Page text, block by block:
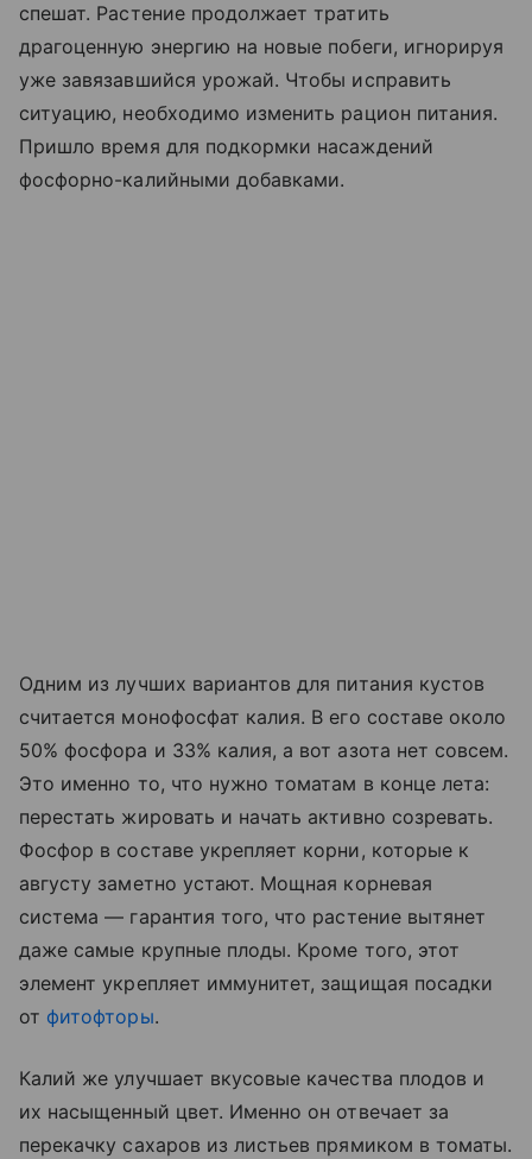
спешат. Растение продолжает тратить
драгоценную энергию на новые побеги, игнорируя
уже завязавшийся урожай. Чтобы исправить
ситуацию, необходимо изменить рацион питания.
Пришло время для подкормки насаждений
фосфорно-калийными добавками.
Одним из лучших вариантов для питания кустов
считается монофосфат калия. В его составе около
50% фосфора и 33% калия, а вот азота нет совсем.
Это именно то, что нужно томатам в конце лета:
перестать жировать и начать активно созревать.
Фосфор в составе укрепляет корни, которые к
августу заметно устают. Мощная корневая
система — гарантия того, что растение вытянет
даже самые крупные плоды. Кроме того, этот
элемент укрепляет иммунитет, защищая посадки
от фитофторы.
Калий же улучшает вкусовые качества плодов и
их насыщенный цвет. Именно он отвечает за
перекачку сахаров из листьев прямиком в томаты.